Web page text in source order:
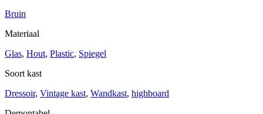
Bruin
Materiaal
Glas, Hout, Plastic, Spiegel
Soort kast
Dressoir, Vintage kast, Wandkast, highboard